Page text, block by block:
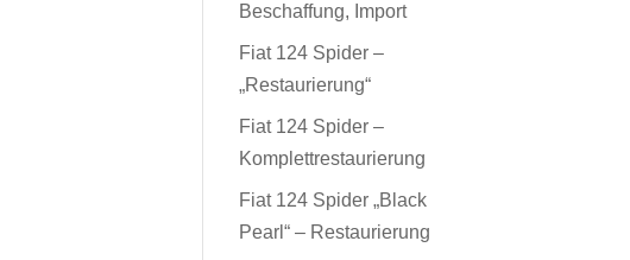
Beschaffung, Import
Fiat 124 Spider –
„Restaurierung“
Fiat 124 Spider –
Komplettrestaurierung
Fiat 124 Spider „Black
Pearl“ – Restaurierung